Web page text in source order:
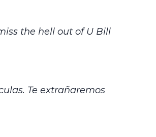
the hell out of U Bill
Te extrañaremos